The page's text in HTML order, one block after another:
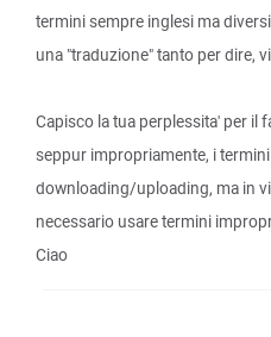
termini sempre inglesi ma
una "traduzione" tanto per dire,
Capisco la tua perplessita' per il
seppur impropriamente, i
downloading/uploading, ma in
necessario usare termini
Ciao